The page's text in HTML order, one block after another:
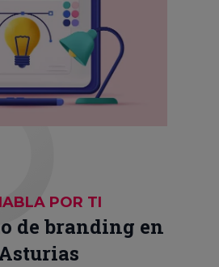
POR TI
de branding en